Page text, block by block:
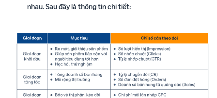
nhau. Sau đây là thông tin chi tiết: